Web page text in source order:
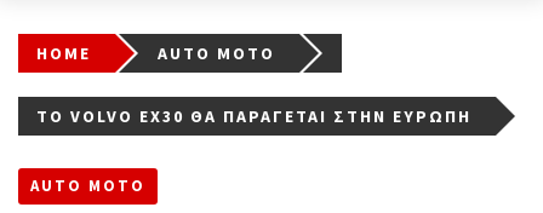
HOME AUTO MOTO
ΤΟ VOLVO EX30 ΘΑ ΠΑΡΆΓΕΤΑΙ ΣΤΗΝ ΕΥΡΏΠΗ
AUTO MOTO